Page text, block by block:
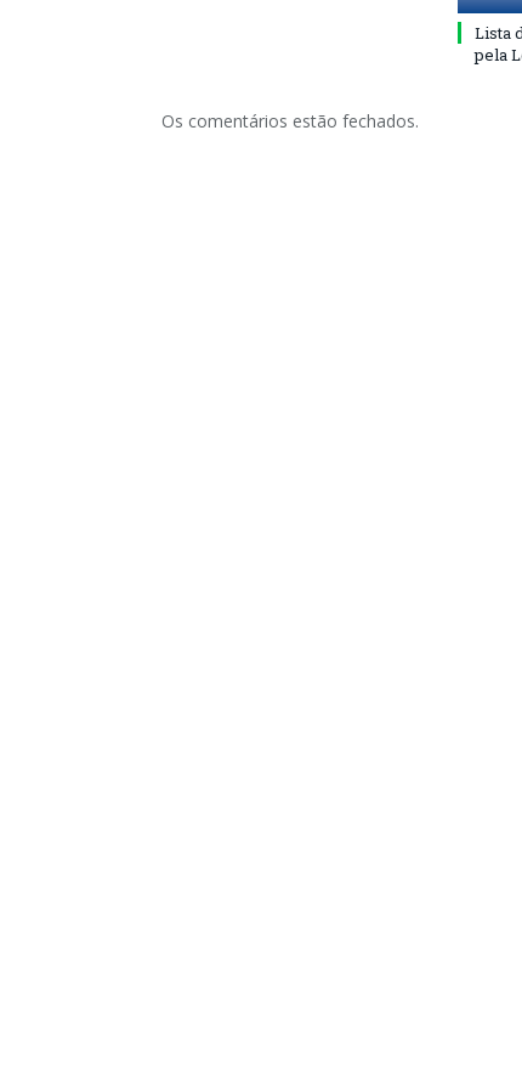
Lista
pela
Os comentários estão fechados.